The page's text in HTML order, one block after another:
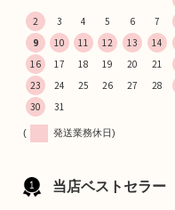
2
3 4 5 6 7
9
10 11 12 13 14
16
17 18 19 20 21
23
24 25 26 27 28
30
31
( 発送業務休日)
当店ベストセラー